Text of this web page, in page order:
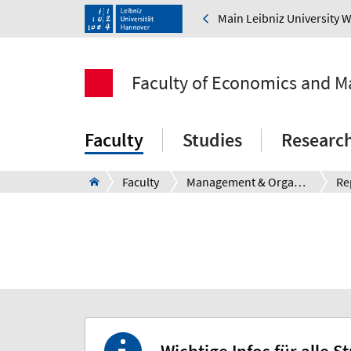
Main Leibniz University
Faculty of Economics and
Faculty Studies
Faculty Management & Organisation